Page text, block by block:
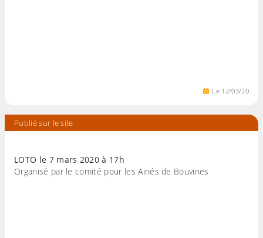
Le 12/03/20
Publié sur le site
LOTO le 7 mars 2020 à 17h
Organisé par le comité pour les Ainés de Bouvines